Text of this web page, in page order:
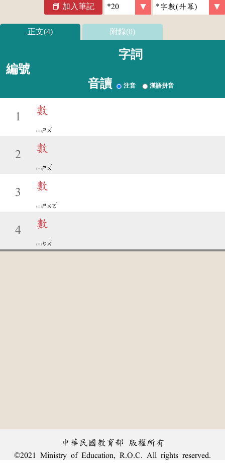
加入筆記
正文(4) 附錄(0)
編號
字詞
音讀 注音 漢語拼音
1
數
ㄕㄨ
ˇ
2
數
ㄕㄨ
ˋ
3
數
ㄕㄨㄛ
ˋ
4
數
ㄘㄨ
ˋ
中華民國教育部 版權所有
©2021 Ministry of Education, R.O.C. All rights reserved.